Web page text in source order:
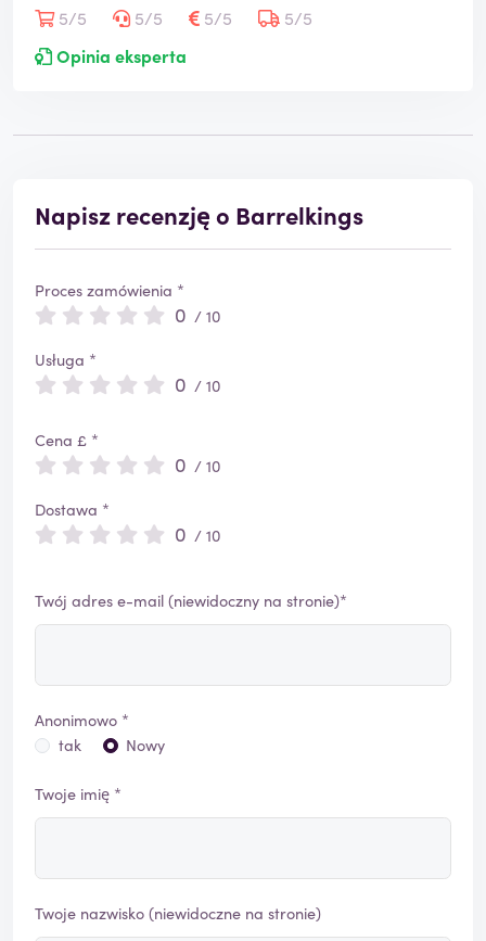
5/5
5/5 5/5
5/5
Opinia eksperta
Napisz recenzję o Barrelkings
Proces zamówienia *
0 / 10
Usługa *
0 / 10
Cena £ *
0 / 10
Dostawa *
0 / 10
Twój adres e-mail (niewidoczny na stronie)*
Anonimowo *
tak
Nowy
Twoje imię *
Twoje nazwisko (niewidoczne na stronie)